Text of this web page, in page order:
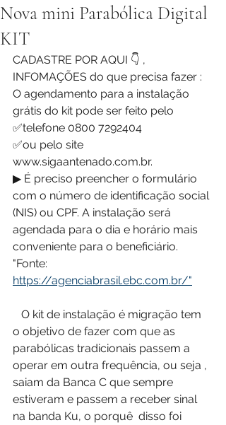
Nova mini Parabólica Digital
KIT
CADASTRE POR AQUI 👇 ,
INFOMAÇÕES do que precisa fazer :
O agendamento para a instalação
grátis do kit pode ser feito pelo
✅telefone 0800 7292404
✅ou pelo site
www.sigaantenado.com.br.
▶ É preciso preencher o formulário
com o número de identificação social
(NIS) ou CPF. A instalação será
agendada para o dia e horário mais
conveniente para o beneficiário.
"Fonte:
https://agenciabrasil.ebc.com.br/"
o objetivo de fazer com que as
parabólicas tradicionais passem a
operar em outra frequência, ou seja ,
saiam da Banca C que sempre
estiveram e passem a receber sinal
na banda Ku, o porquê  disso foi